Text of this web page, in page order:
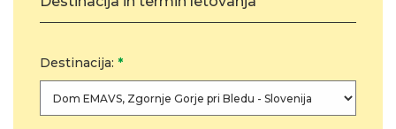
Destinacija: *